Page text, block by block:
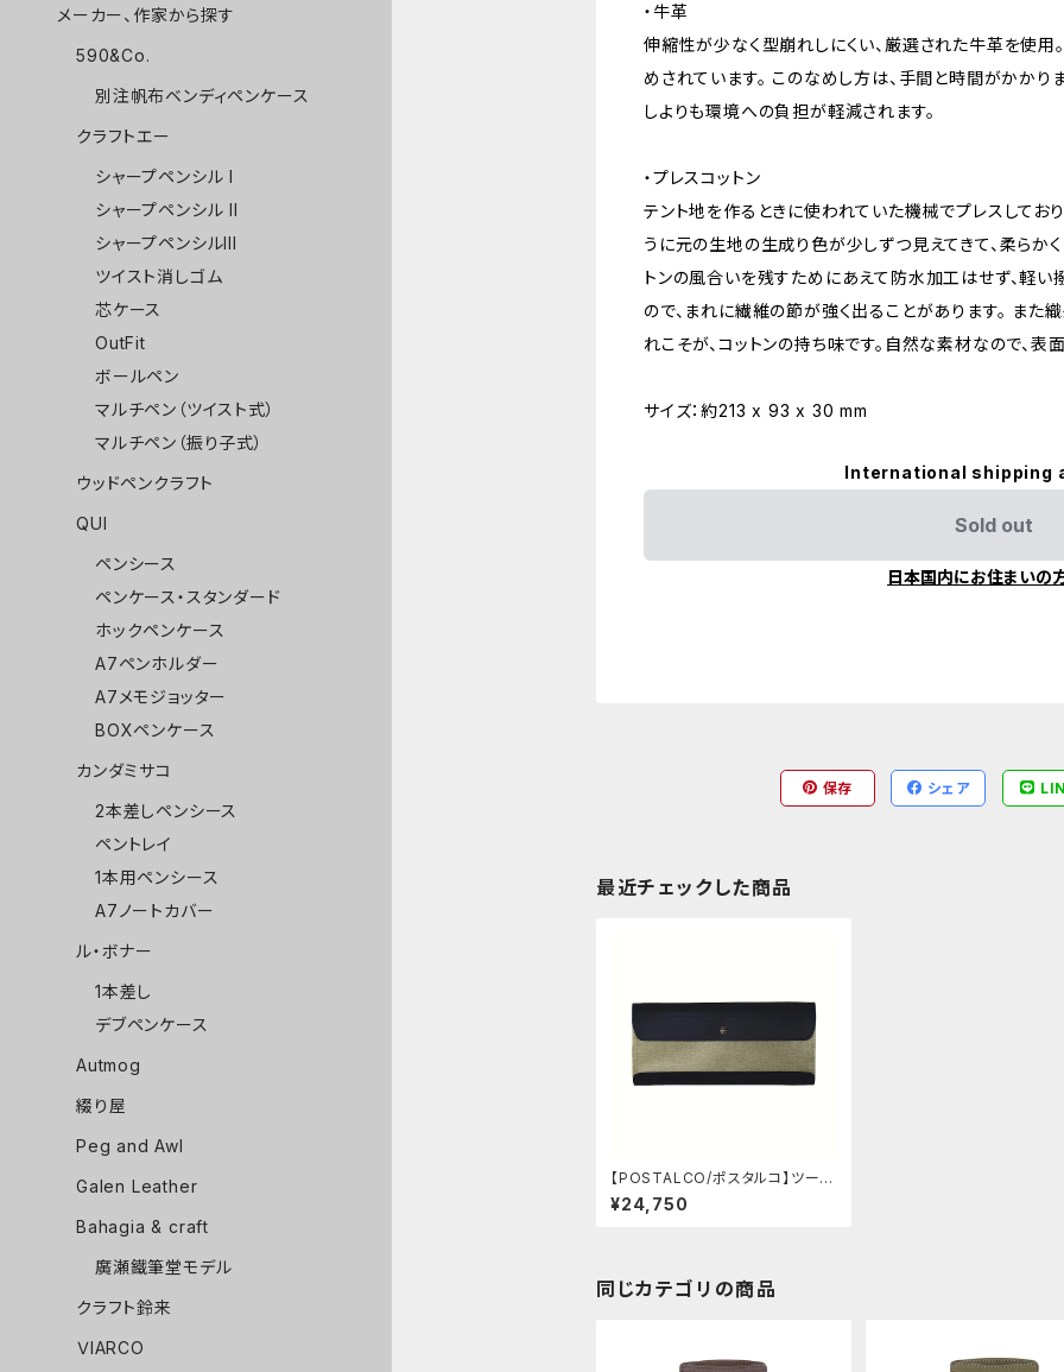
・牛革
伸縮性が少なく型崩れしにくい、厳選された牛革を使用
めされています。 このなめし方は、手間と時間がかかり
しよりも環境への負担が軽減されます。
・プレスコットン
テント地を作るときに使われていた機械でプレスしてお
うに元の生地の生成り色が少しずつ見えてきて、柔らか
トンの風合いを残すためにあえて防水加工はせず、軽い
ので、まれに繊維の節が強く出ることがあります。 また
れこそが、コットンの持ち味です。自然な素材なので、表
サイズ：約213 x 93 x 30 mm
International shipping
Sold out
日本国内にお住まいの
保存 シェア
最近チェックした商品
【POSTALCO/ポスタルコ】ツール
ボックス (Mint Green)
¥24,750
同じカテゴリの商品
メーカー、作家から探す
590&Co.
別注帆布ベンディペンケース
クラフトエー
シャープペンシル I
シャープペンシル II
シャープペンシルIII
ツイスト消しゴム
芯ケース
OutFit
ボールペン
マルチペン（ツイスト式）
マルチペン（振り子式）
ウッドペンクラフト
QUI
ペンシース
ペンケース・スタンダード
ホックペンケース
A7ペンホルダー
A7メモジョッター
BOXペンケース
カンダミサコ
2本差しペンシース
ペントレイ
1本用ペンシース
A7ノートカバー
ル・ボナー
1本差し
デブペンケース
Autmog
綴り屋
Peg and Awl
Galen Leather
Bahagia & craft
廣瀬鐵筆堂モデル
クラフト鈴来
ＶIARCO